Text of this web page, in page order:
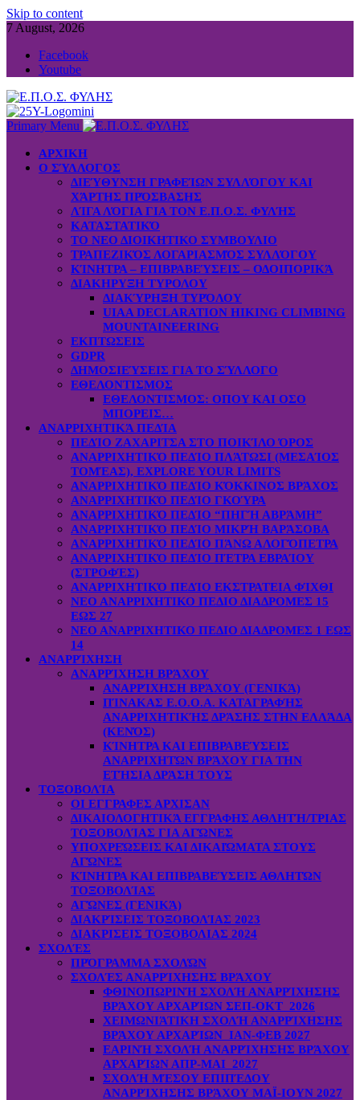
Skip to content
7 August, 2026
Facebook
Youtube
Primary Menu
ΑΡΧΙΚΗ
Ο ΣΎΛΛΟΓΟΣ
ΔΙΕΎΘΥΝΣΗ ΓΡΑΦΕΊΩΝ ΣΥΛΛΌΓΟΥ ΚΑΙ
ΧΆΡΤΗΣ ΠΡΌΣΒΑΣΗΣ
ΛΊΓΑ ΛΌΓΙΑ ΓΙΑ ΤΟΝ Ε.Π.Ο.Σ. ΦΥΛΉΣ
ΚΑΤΑΣΤΑΤΙΚΌ
ΤΟ ΝΕΟ ΔΙΟΙΚΗΤΙΚΟ ΣΥΜΒΟΥΛΙΟ
ΤΡΑΠΕΖΙΚΌΣ ΛΟΓΑΡΙΑΣΜΌΣ ΣΥΛΛΌΓΟΥ
ΚΊΝΗΤΡΑ – ΕΠΙΒΡΑΒΕΎΣΕΙΣ – ΟΔΟΙΠΟΡΙΚΆ
ΔΙΑΚΗΡΥΞΗ ΤΥΡΟΛΟΥ
ΔΙΑΚΎΡΗΞΗ ΤΥΡΌΛΟΥ
UIAA DECLARATION HIKING CLIMBING
MOUNTAINEERING
ΕΚΠΤΩΣΕΙΣ
GDPR
ΔΗΜΟΣΙΕΎΣΕΙΣ ΓΙΑ ΤΟ ΣΎΛΛΟΓΟ
ΕΘΕΛΟΝΤΙΣΜΟΣ
ΕΘΕΛΟΝΤΙΣΜΟΣ: OΠOY KAI ΟΣΟ
ΜΠΟΡΕΙΣ…
ΑΝΑΡΡΙΧΗΤΙΚΆ ΠΕΔΊΑ
ΠΕΔΊΟ ΖΑΧΑΡΙΤΣΑ ΣΤΟ ΠΟΙΚΊΛΟ ΌΡΟΣ
ΑΝΑΡΡΙΧΗΤΙΚΌ ΠΕΔΊΟ ΠΛΆΤΩΣΙ (ΜΕΣΑΊΟΣ
ΤΟΜΈΑΣ), EXPLORE YOUR LIMITS
ΑΝΑΡΡΙΧΗΤΙΚΌ ΠΕΔΊΟ ΚΌΚΚΙΝΟΣ ΒΡΆΧΟΣ
ΑΝΑΡΡΙΧΗΤΙΚΌ ΠΕΔΊΟ ΓΚΟΎΡΑ
ΑΝΑΡΡΙΧΗΤΙΚΌ ΠΕΔΊΟ “ΠΗΓΉ ΑΒΡΆΜΗ”
ΑΝΑΡΡΙΧΗΤΙΚΌ ΠΕΔΊΟ ΜΙΚΡΉ ΒΑΡΆΣΟΒΑ
ΑΝΑΡΡΙΧΗΤΙΚΌ ΠΕΔΊΟ ΠΆΝΩ ΑΛΟΓΌΠΕΤΡΑ
ΑΝΑΡΡΙΧΗΤΙΚΌ ΠΕΔΊΟ ΠΈΤΡΑ ΕΒΡΑΊΟΥ
(ΣΤΡΟΦΈΣ)
ΑΝΑΡΡΙΧΗΤΙΚΌ ΠΕΔΊΟ ΕΚΣΤΡΑΤΕΙΑ ΦΊΧΘΙ
ΝΕΟ ΑΝΑΡΡΙΧΗΤΙΚΟ ΠΕΔΙΟ ΔΙΑΔΡΟΜΕΣ 15
ΕΩΣ 27
ΝΕΟ ΑΝΑΡΡΙΧΗΤΙΚΟ ΠΕΔΙΟ ΔΙΑΔΡΟΜΕΣ 1 ΕΩΣ
14
ΑΝΑΡΡΊΧΗΣΗ
ΑΝΑΡΡΊΧΗΣΗ ΒΡΆΧΟΥ
ΑΝΑΡΡΊΧΗΣΗ ΒΡΆΧΟΥ (ΓΕΝΙΚΆ)
ΠΊΝΑΚΑΣ Ε.Ο.Ο.Α. ΚΑΤΑΓΡΑΦΉΣ
ΑΝΑΡΡΙΧΗΤΙΚΉΣ ΔΡΆΣΗΣ ΣΤΗΝ ΕΛΛΆΔΑ
(ΚΕΝΌΣ)
ΚΊΝΗΤΡΑ ΚΑΙ ΕΠΙΒΡΑΒΕΎΣΕΙΣ
ΑΝΑΡΡΙΧΗΤΏΝ ΒΡΆΧΟΥ ΓΙΑ ΤΗΝ
ΕΤΉΣΙΑ ΔΡΆΣΗ ΤΟΥΣ
ΤΟΞΟΒΟΛΊΑ
ΟΙ ΕΓΓΡΑΦΕΣ ΑΡΧΙΣΑΝ
ΔΙΚΑΙΟΛΟΓΗΤΙΚΆ ΕΓΓΡΑΦΗΣ ΑΘΛΗΤΉ/ΤΡΙΑΣ
ΤΟΞΟΒΟΛΊΑΣ ΓΙΑ ΑΓΏΝΕΣ
ΥΠΟΧΡΕΏΣΕΙΣ ΚΑΙ ΔΙΚΑΙΏΜΑΤΑ ΣΤΟΥΣ
ΑΓΏΝΕΣ
ΚΊΝΗΤΡΑ ΚΑΙ ΕΠΙΒΡΑΒΕΎΣΕΙΣ ΑΘΛΗΤΏΝ
ΤΟΞΟΒΟΛΊΑΣ
ΑΓΏΝΕΣ (ΓΕΝΙΚΆ)
ΔΙΑΚΡΊΣΕΙΣ ΤΟΞΟΒΟΛΊΑΣ 2023
ΔΙΑΚΡΙΣΕΙΣ ΤΟΞΟΒΟΛΙΑΣ 2024
ΣΧΟΛΈΣ
ΠΡΌΓΡΑΜΜΑ ΣΧΟΛΏΝ
ΣΧΟΛΈΣ ΑΝΑΡΡΊΧΗΣΗΣ ΒΡΆΧΟΥ
ΦΘΙΝΟΠΩΡΙΝΉ ΣΧΟΛΉ ΑΝΑΡΡΊΧΗΣΗΣ
ΒΡΆΧΟΥ ΑΡΧΑΡΊΩΝ ΣΕΠ-ΟΚΤ 2026
ΧΕΙΜΩΝΙΆΤΙΚΗ ΣΧΟΛΉ ΑΝΑΡΡΊΧΗΣΗΣ
ΒΡΆΧΟΥ ΑΡΧΑΡΊΩΝ ΙΑΝ-ΦΕΒ 2027
ΕΑΡΙΝΉ ΣΧΟΛΉ ΑΝΑΡΡΊΧΗΣΗΣ ΒΡΆΧΟΥ
ΑΡΧΑΡΊΩΝ ΑΠΡ-ΜΑΙ 2027
ΣΧΟΛΉ ΜΈΣΟΥ ΕΠΙΠΈΔΟΥ
ΑΝΑΡΡΊΧΗΣΗΣ ΒΡΆΧΟΥ ΜΑΪ-ΙΟΥΝ 2027